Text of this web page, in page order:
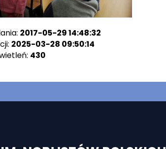
2017-05-29 14:48:32
2025-03-28 09:50:14
430